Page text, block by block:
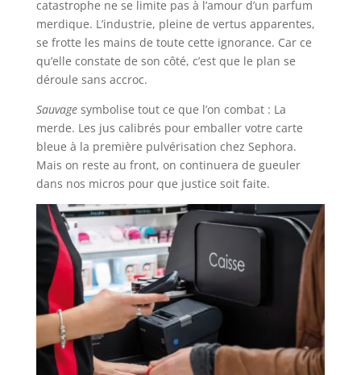
catastrophe ne se limite pas à l’amour d’un parfum
merdique. L’industrie, pleine de vertus apparentes,
se frotte les mains de toute cette ignorance. Car ce
qu’elle constate de son côté, c’est que le plan se
déroule sans accroc.
Sauvage symbolise tout ce que l’on combat : La
merde. Les jus calibrés pour emballer votre carte
bleue à la première pulvérisation chez Sephora.
Mais on reste au front, on continuera de gueuler
dans nos micros pour que justice soit faite.